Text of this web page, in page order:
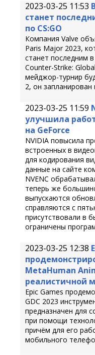
2023-03-25 11:53
станет
по CS:GO
Компания Valve
Paris Major 2023,
станет последним
Counter-Strike:
мейджор-турнир
2, он запланирован
2023-03-25 11:59
улучшила
на GeForce
NVIDIA повысила
встроенных в
для кодирования
данные на сайте
NVENC
теперь же
выпускаются
справляются с
присутствовали в
ограничены
2023-03-25 12:38
MetaHuman
реалистичной
Epic Games
GDC 2023
предназначен для
при помощи
причём для его
мобильного